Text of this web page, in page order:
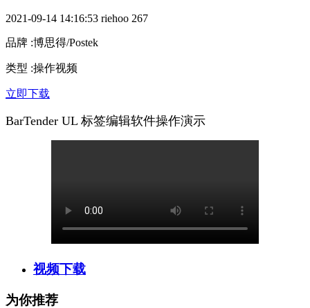
2021-09-14 14:16:53 riehoo 267
品牌 :博思得/Postek
类型 :操作视频
立即下载
BarTender UL 标签编辑软件操作演示
视频下载
为你推荐